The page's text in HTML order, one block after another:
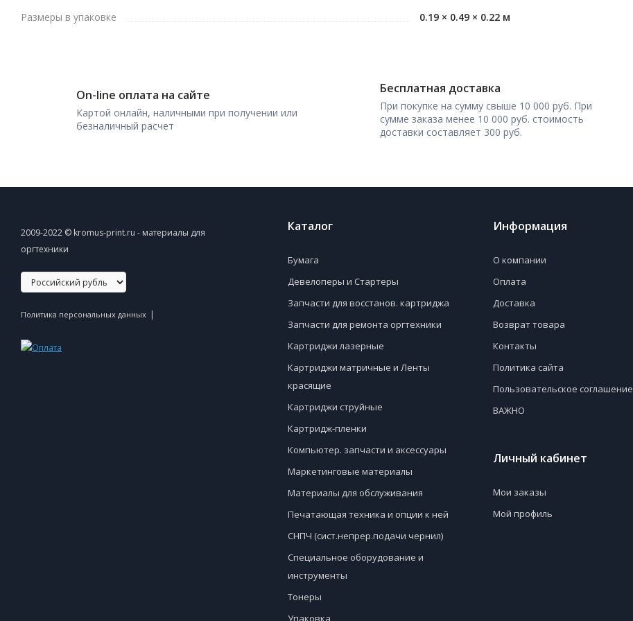
Размеры в упаковке 0.19 × 0.49 × 0.22 м
On-line оплата на сайте
Картой онлайн, наличными при получении или
безналичный расчет
Бесплатная доставка
При покупке на сумму свыше 10 000 руб. При
сумме заказа менее 10 000 руб. стоимость
доставки составляет 300 руб.
2009-2022 © kromus-print.ru - материалы для
оргтехники
Политика персональных данных |
Каталог
Бумага
Девелоперы и Стартеры
Запчасти для восстанов. картриджа
Запчасти для ремонта оргтехники
Картриджи лазерные
Картриджи матричные и Ленты
красящие
Картриджи струйные
Картридж-пленки
Компьютер. запчасти и аксессуары
Маркетинговые материалы
Материалы для обслуживания
Печатающая техника и опции к ней
СНПЧ (сист.непрер.подачи чернил)
Специальное оборудование и
инструменты
Тонеры
Упаковка
Информация
О компании
Оплата
Доставка
Возврат товара
Контакты
Политика сайта
Пользовательское соглашение
ВАЖНО
Личный кабинет
Мои заказы
Мой профиль